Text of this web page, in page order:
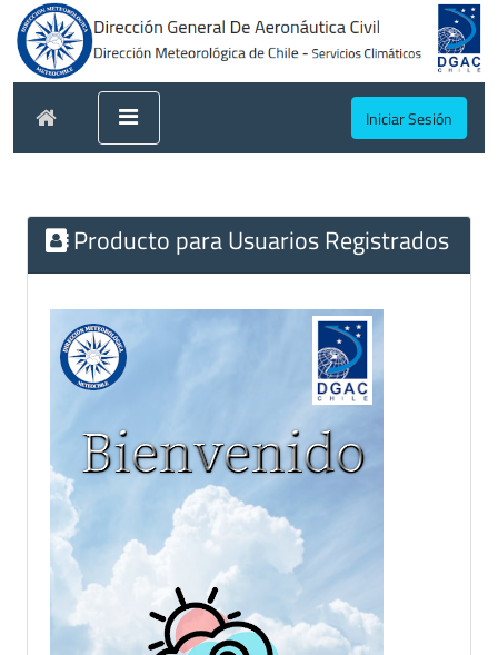
Iniciar Sesión
Producto para Usuarios Registrados